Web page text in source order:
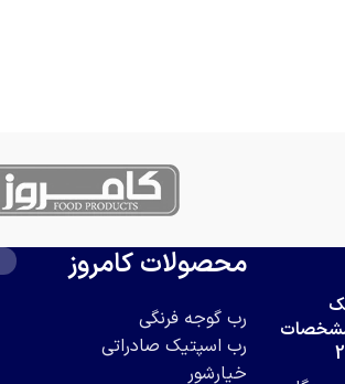
مشخصات
محصولات کامروز
رب گوجه فرنگی
رب اسپتیک صادراتی
خیارشور